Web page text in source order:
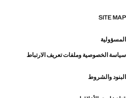
SITE MAP
المسؤولية
سياسة الخصوصية وملفات تعريف الارتباط
البنود والشروط